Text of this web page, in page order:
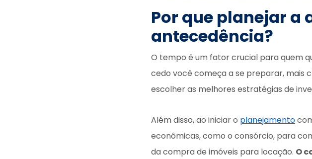
Por que planejar a
antecedência?
O tempo é um fator crucial para quem
cedo você começa a se preparar, mais
escolher as melhores estratégias de
Além disso, ao iniciar o planejamento
econômicas, como o consórcio, para
da compra de imóveis para locação. O